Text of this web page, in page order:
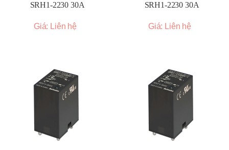
SRH1-2230 30A
Giá: Liên hệ
SRH1-2230 30A
Giá: Liên hệ